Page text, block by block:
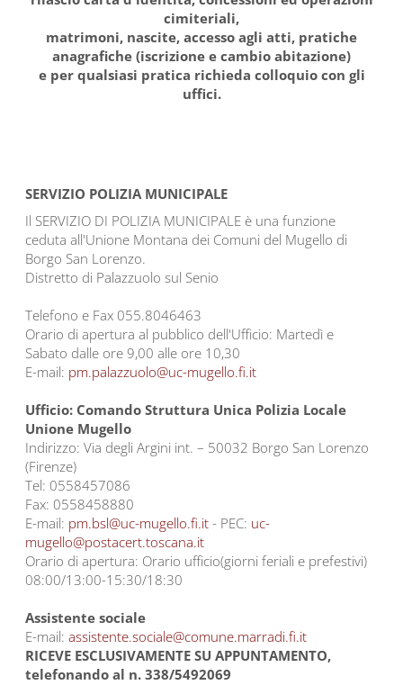
cimiteriali,
matrimoni, nascite, accesso agli atti, pratiche
anagrafiche (iscrizione e cambio abitazione)
e per qualsiasi pratica richieda colloquio con gli
uffici.
SERVIZIO POLIZIA MUNICIPALE
Il SERVIZIO DI POLIZIA MUNICIPALE è una funzione
ceduta all'Unione Montana dei Comuni del Mugello di
Borgo San Lorenzo.
Distretto di Palazzuolo sul Senio
Telefono e Fax 055.8046463
Orario di apertura al pubblico dell'Ufficio: Martedì e
Sabato dalle ore 9,00 alle ore 10,30
E-mail: pm.palazzuolo@uc-mugello.fi.it
Ufficio: Comando Struttura Unica Polizia Locale
Unione Mugello
Indirizzo: Via degli Argini int. – 50032 Borgo San Lorenzo
(Firenze)
Tel: 0558457086
Fax: 0558458880
E-mail: pm.bsl@uc-mugello.fi.it - PEC: uc-
mugello@postacert.toscana.it
Orario di apertura: Orario ufficio(giorni feriali e prefestivi)
08:00/13:00-15:30/18:30
Assistente sociale
E-mail: assistente.sociale@comune.marradi.fi.it
RICEVE ESCLUSIVAMENTE SU APPUNTAMENTO,
telefonando al n. 338/5492069